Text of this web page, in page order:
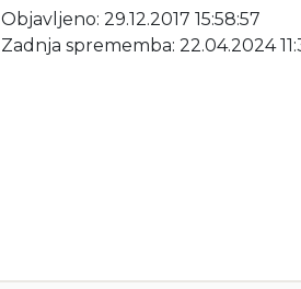
Objavljeno: 29.12.2017 15:58:57
Zadnja sprememba: 22.04.2024